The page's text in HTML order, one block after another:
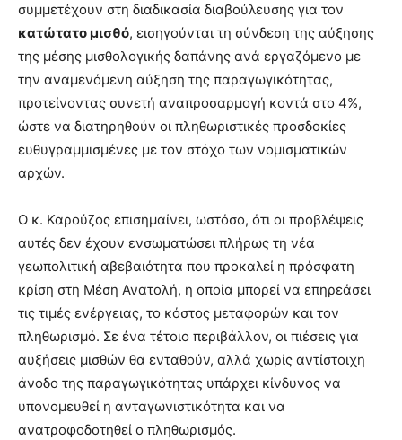
συμμετέχουν στη διαδικασία διαβούλευσης για τον
κατώτατο μισθό, εισηγούνται τη σύνδεση της αύξησης
της μέσης μισθολογικής δαπάνης ανά εργαζόμενο με
την αναμενόμενη αύξηση της παραγωγικότητας,
προτείνοντας συνετή αναπροσαρμογή κοντά στο 4%,
ώστε να διατηρηθούν οι πληθωριστικές προσδοκίες
ευθυγραμμισμένες με τον στόχο των νομισματικών
αρχών.
Ο κ. Καρούζος επισημαίνει, ωστόσο, ότι οι προβλέψεις
αυτές δεν έχουν ενσωματώσει πλήρως τη νέα
γεωπολιτική αβεβαιότητα που προκαλεί η πρόσφατη
κρίση στη Μέση Ανατολή, η οποία μπορεί να επηρεάσει
τις τιμές ενέργειας, το κόστος μεταφορών και τον
πληθωρισμό. Σε ένα τέτοιο περιβάλλον, οι πιέσεις για
αυξήσεις μισθών θα ενταθούν, αλλά χωρίς αντίστοιχη
άνοδο της παραγωγικότητας υπάρχει κίνδυνος να
υπονομευθεί η ανταγωνιστικότητα και να
ανατροφοδοτηθεί ο πληθωρισμός.